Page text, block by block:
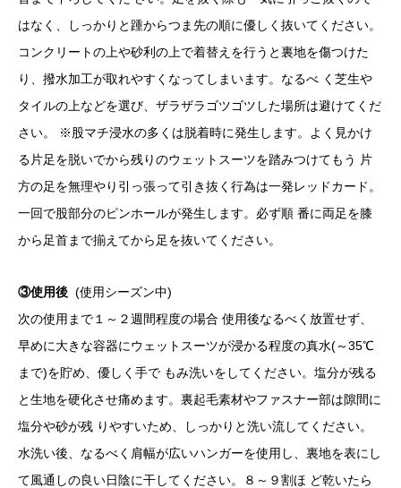
はなく、しっかりと踵からつま先の順に優しく抜いてください。
コンクリートの上や砂利の上で着替えを行うと裏地を傷つけた
り、撥水加工が取れやすくなってしまいます。なるべ く芝生や
タイルの上などを選び、ザラザラゴツゴツした場所は避けてくだ
さい。 ※股マチ浸水の多くは脱着時に発生します。よく見かけ
る片足を脱いでから残りのウェットスーツを踏みつけてもう 片
方の足を無理やり引っ張って引き抜く行為は一発レッドカード。
一回で股部分のピンホールが発生します。必ず順 番に両足を膝
から足首まで揃えてから足を抜いてください。
③使用後 (使用シーズン中)
次の使用まで１～２週間程度の場合 使用後なるべく放置せず、
早めに大きな容器にウェットスーツが浸かる程度の真水(～35℃
まで)を貯め、優しく手で もみ洗いをしてください。塩分が残る
と生地を硬化させ痛めます。裏起毛素材やファスナー部は隙間に
塩分や砂が残 りやすいため、しっかりと洗い流してください。
水洗い後、なるべく肩幅が広いハンガーを使用し、裏地を表にし
て風通しの良い日陰に干してください。８～９割ほ ど乾いたら